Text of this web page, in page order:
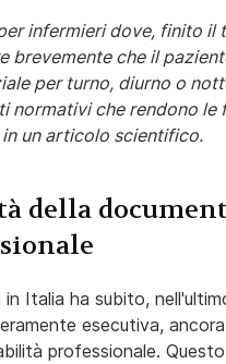
infermieri dove, finito il
brevemente che il
per turno, diurno o
che rendono le
un articolo scientifico.
della
Italia ha subito,
esecutiva,
professionale.